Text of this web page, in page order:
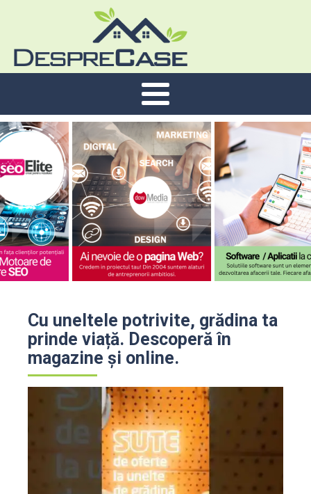
Cu uneltele potrivite, grădina ta
prinde viață. Descoperă în
magazine și online.